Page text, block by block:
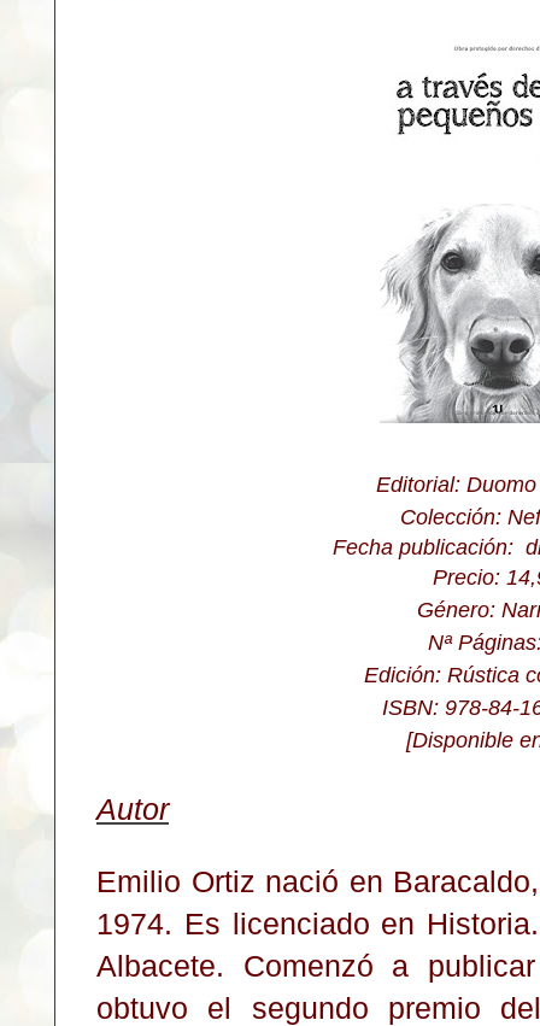
Editorial:
Colección:
Fecha publicación:
Precio:
Género:
Nª
Edición: Rústica
ISBN: 978-84-
[Disponible
Autor
Emilio Ortiz nació en
1974. Es licenciado en
Albacete. Comenzó a
obtuvo el segundo premio